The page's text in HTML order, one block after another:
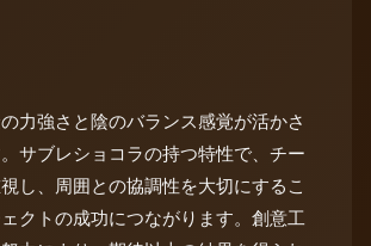
力強さと陰のバランス感覚が活かさ
サブレショコラの持つ特性で、チー
し、周囲との協調性を大切にするこ
クトの成功につながります。創意工